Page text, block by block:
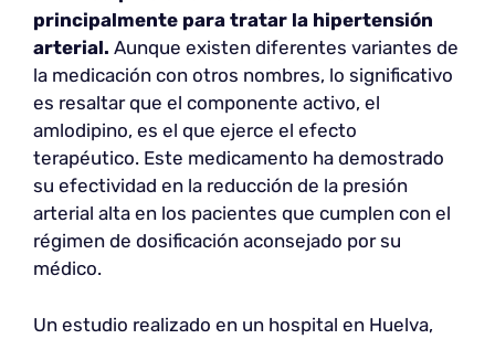
principalmente para tratar la hipertensión
arterial. Aunque existen diferentes variantes de
la medicación con otros nombres, lo significativo
es resaltar que el componente activo, el
amlodipino, es el que ejerce el efecto
terapéutico. Este medicamento ha demostrado
su efectividad en la reducción de la presión
arterial alta en los pacientes que cumplen con el
régimen de dosificación aconsejado por su
médico.
Un estudio realizado en un hospital en Huelva,